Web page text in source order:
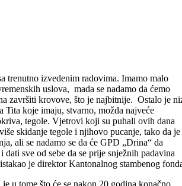
posto stambenog fonda u ovim ulicama
kantonu Goražde, a pedest posto
proistekla potpisivanjem ovog sporazuma
je rekonstrukcija krovova i fasada na
jedinica.
BPK Goražde izdvojila je 365.000 KM te
GPD „Drina“d.d. Prema riječima Ahmeda
dinamikom i do sada radovi su